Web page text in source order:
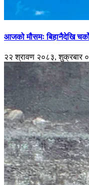
आजको मौसमः बिहानैदेखि
२२ श्रावण २०८३, शुक्रबार